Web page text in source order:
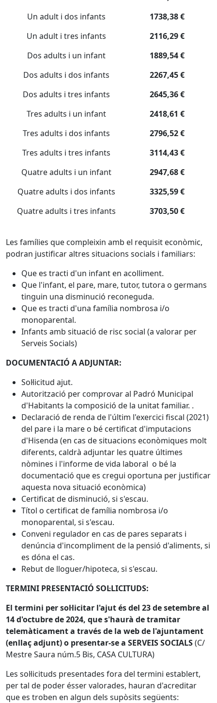
Un adult i dos infants
1738,38 €
Un adult i tres infants
2116,29 €
Dos adults i un infant
1889,54 €
Dos adults i dos infants
2267,45 €
Dos adults i tres infants
2645,36 €
Tres adults i un infant
2418,61 €
Tres adults i dos infants
2796,52 €
Tres adults i tres infants
3114,43 €
Quatre adults i un infant
2947,68 €
Quatre adults i dos infants
3325,59 €
Quatre adults i tres infants
3703,50 €
Les famílies que compleixin amb el requisit econòmic,
podran justificar altres situacions socials i familiars:
Que es tracti d'un infant en acolliment.
Que l'infant, el pare, mare, tutor, tutora o germans
tinguin una disminució reconeguda.
Que es tracti d'una família nombrosa i/o
monoparental.
Infants amb situació de risc social (a valorar per
Serveis Socials)
DOCUMENTACIÓ A ADJUNTAR:
Sol·licitud ajut.
Autorització per comprovar al Padró Municipal
d'Habitants la composició de la unitat familiar. .
Declaració de renda de l'últim l'exercici fiscal (2021)
del pare i la mare o bé certificat d'imputacions
d'Hisenda (en cas de situacions econòmiques molt
diferents, caldrà adjuntar les quatre últimes
nòmines i l'informe de vida laboral o bé la
documentació que es cregui oportuna per justificar
aquesta nova situació econòmica)
Certificat de disminució, si s'escau.
Títol o certificat de família nombrosa i/o
monoparental, si s'escau.
Conveni regulador en cas de pares separats i
denúncia d'incompliment de la pensió d'aliments, si
es dóna el cas.
Rebut de lloguer/hipoteca, si s'escau.
TERMINI PRESENTACIÓ SOL·LICITUDS:
El termini per sol·licitar l'ajut és del 23 de setembre al
14 d'octubre de 2024, que s'haurà de tramitar
telemàticament a través de la web de l'ajuntament
(enllaç adjunt) o presentar-se a SERVEIS SOCIALS(C/
Mestre Saura núm.5 Bis, CASA CULTURA)
Les sol·licituds presentades fora del termini establert,
per tal de poder ésser valorades, hauran d'acreditar
que es troben en algun dels supòsits següents: